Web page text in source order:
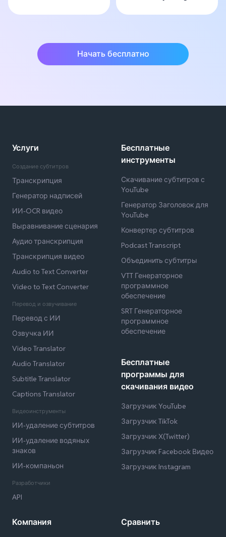
Начать бесплатно
Услуги
Создание субтитров
Транскрипция
Генератор надписей
ИИ-OCR видео
Выравнивание сценария
Аудио транскрипция
Транскрипция видео
Audio to Text Converter
Video to Text Converter
Перевод и озвучивание
Перевод с ИИ
Озвучка ИИ
Video Translator
Audio Translator
Subtitle Translator
Captions Translator
Видеоинструменты
ИИ-удаление субтитров
ИИ-удаление водяных
знаков
ИИ-компаньон
Разработчики
API
Бесплатные
инструменты
Скачивание субтитров с
YouTube
Генератор Заголовок для
YouTube
Конвертер субтитров
Podcast Transcript
Объединить субтитры
VTT Генераторное
программное
обеспечение
SRT Генераторное
программное
обеспечение
Бесплатные
программы для
скачивания видео
Загрузчик YouTube
Загрузчик TikTok
Загрузчик X(Twitter)
Загрузчик Facebook Видео
Загрузчик Instagram
Компания Сравнить